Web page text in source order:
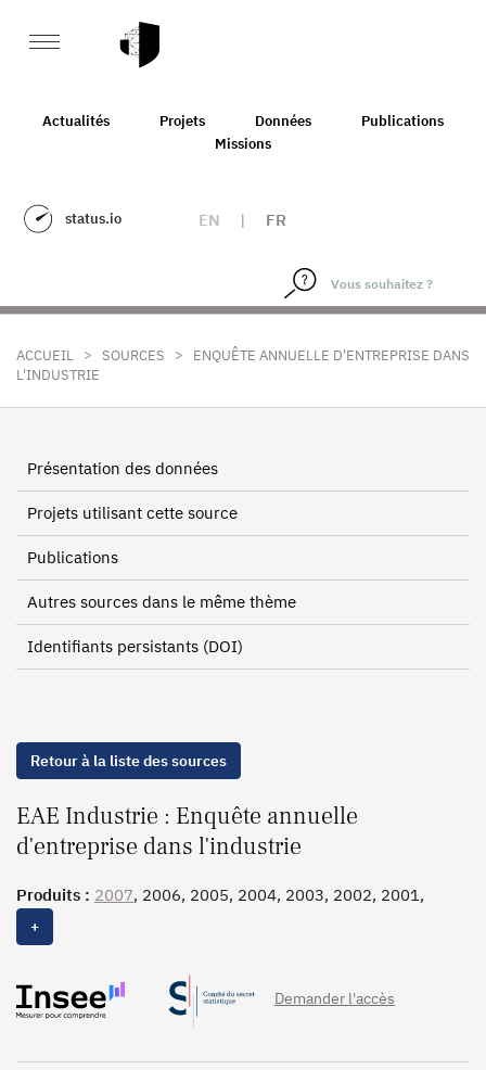
Actualités Projets Données
Publications
Missions
status.io EN | FR
ACCUEIL > SOURCES >
ENQUÊTE ANNUELLE D'ENTREPRISE DANS
L'INDUSTRIE
Présentation des données
Projets utilisant cette source
Publications
Autres sources dans le même thème
Identifiants persistants (DOI)
Retour à la liste des sources
EAE Industrie : Enquête annuelle
d'entreprise dans l'industrie
Produits : 2007, 2006, 2005, 2004, 2003, 2002, 2001,
2000, 1999, 1998, 1997, 1996, 1995, 1994, 1993, 1992,
1991, 1990, 1989, 1988, 1987, 1986, 1985, 1984
+
Demander l'accès